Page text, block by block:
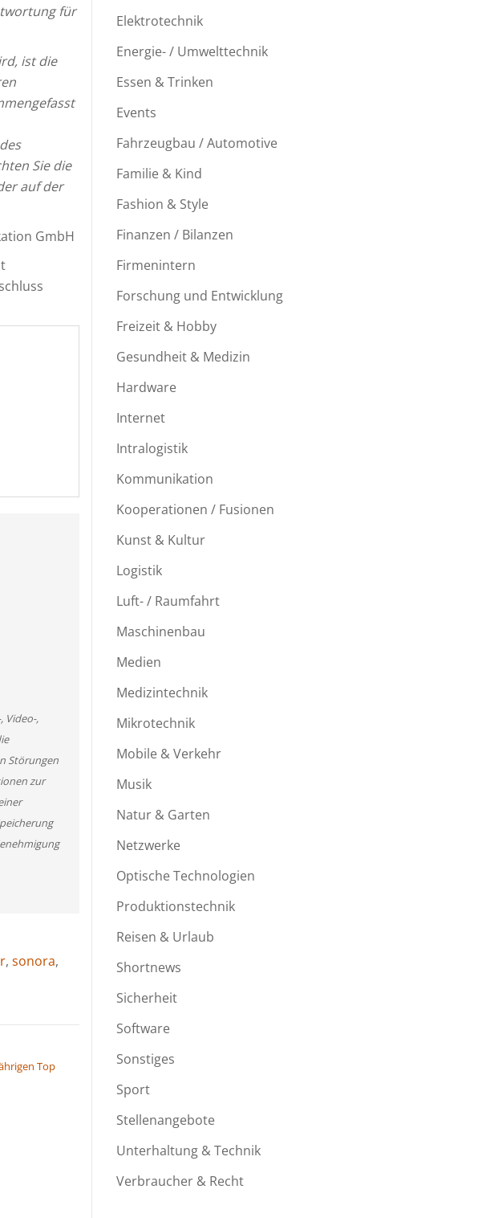
für
ist die
Sie die
auf der
GmbH
Video-,
Störungen
zur
, sonora,
Top
Elektrotechnik
Energie- / Umwelttechnik
Essen & Trinken
Events
Fahrzeugbau / Automotive
Familie & Kind
Fashion & Style
Finanzen / Bilanzen
Firmenintern
Forschung und Entwicklung
Freizeit & Hobby
Gesundheit & Medizin
Hardware
Internet
Intralogistik
Kommunikation
Kooperationen / Fusionen
Kunst & Kultur
Logistik
Luft- / Raumfahrt
Maschinenbau
Medien
Medizintechnik
Mikrotechnik
Mobile & Verkehr
Musik
Natur & Garten
Netzwerke
Optische Technologien
Produktionstechnik
Reisen & Urlaub
Shortnews
Sicherheit
Software
Sonstiges
Sport
Stellenangebote
Unterhaltung & Technik
Verbraucher & Recht